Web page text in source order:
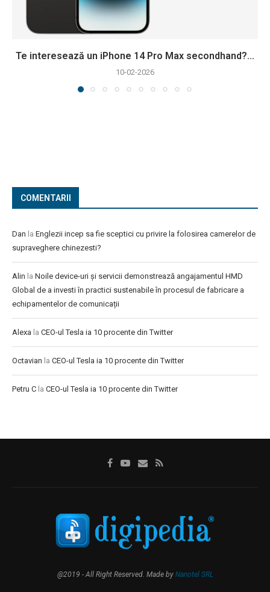
Te interesează un iPhone 14 Pro Max secondhand?...
10-02-2026
COMENTARII
Dan la Englezii incep sa fie sceptici cu privire la folosirea camerelor de
supraveghere chinezesti?
Alin la Noile device-uri și servicii demonstrează angajamentul HMD
Global de a investi în practici sustenabile în procesul de fabricare a
echipamentelor de comunicații
Alexa la CEO-ul Tesla ia 10 procente din Twitter
Octavian la CEO-ul Tesla ia 10 procente din Twitter
Petru C la CEO-ul Tesla ia 10 procente din Twitter
@2019 - All Right Reserved. Made by Nanotel SRL